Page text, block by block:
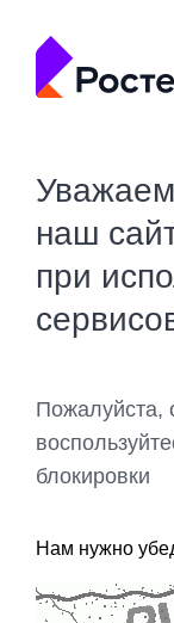
наш
при
Пожалуйста,
блокировки
Нам нужно